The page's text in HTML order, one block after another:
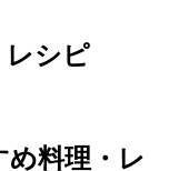
レシピ
め料理・レ